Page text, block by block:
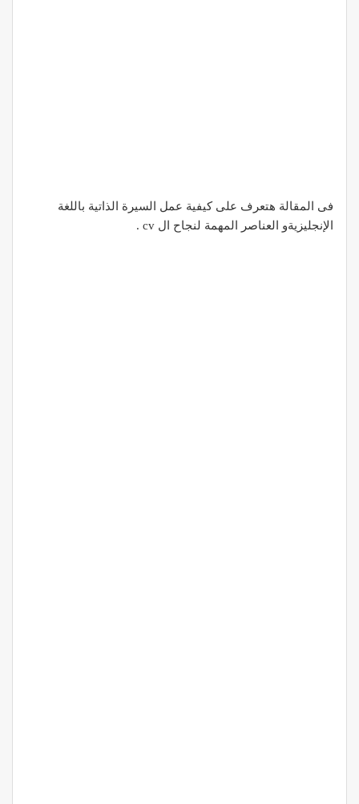
فى المقالة هتعرف على كيفية عمل السيرة الذاتية باللغة
الإنجليزيةو العناصر المهمة لنجاح ال cv .